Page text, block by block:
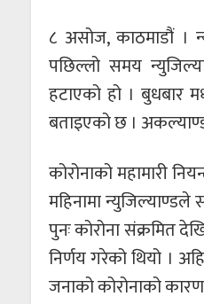
८ असोज, काठमाडौं ।
पछिल्लो समय
हटाएको हो । बुधबार
बताइएको छ ।
कोरोनाको महामारी
महिनामा न्युजिल्याण्डले
पुनः कोरोना संक्रमित
निर्णय गरेको थियो ।
जनाको कोरोनाको